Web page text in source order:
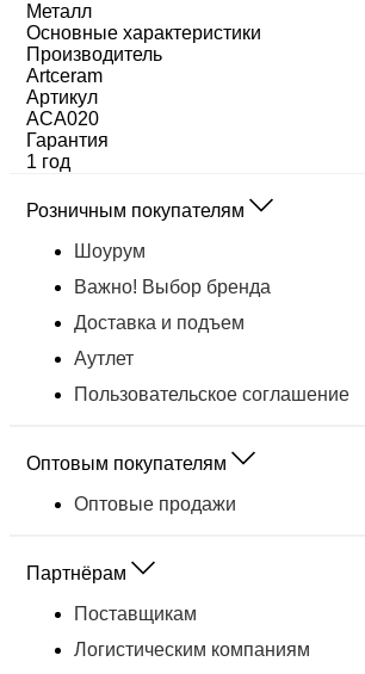
Металл
Основные характеристики
Производитель
Artceram
Артикул
ACA020
Гарантия
1 год
Розничным покупателям
Шоурум
Важно! Выбор бренда
Доставка и подъем
Аутлет
Пользовательское соглашение
Оптовым покупателям
Оптовые продажи
Партнёрам
Поставщикам
Логистическим компаниям